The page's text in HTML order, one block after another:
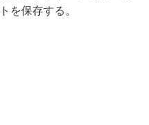
を保存する。